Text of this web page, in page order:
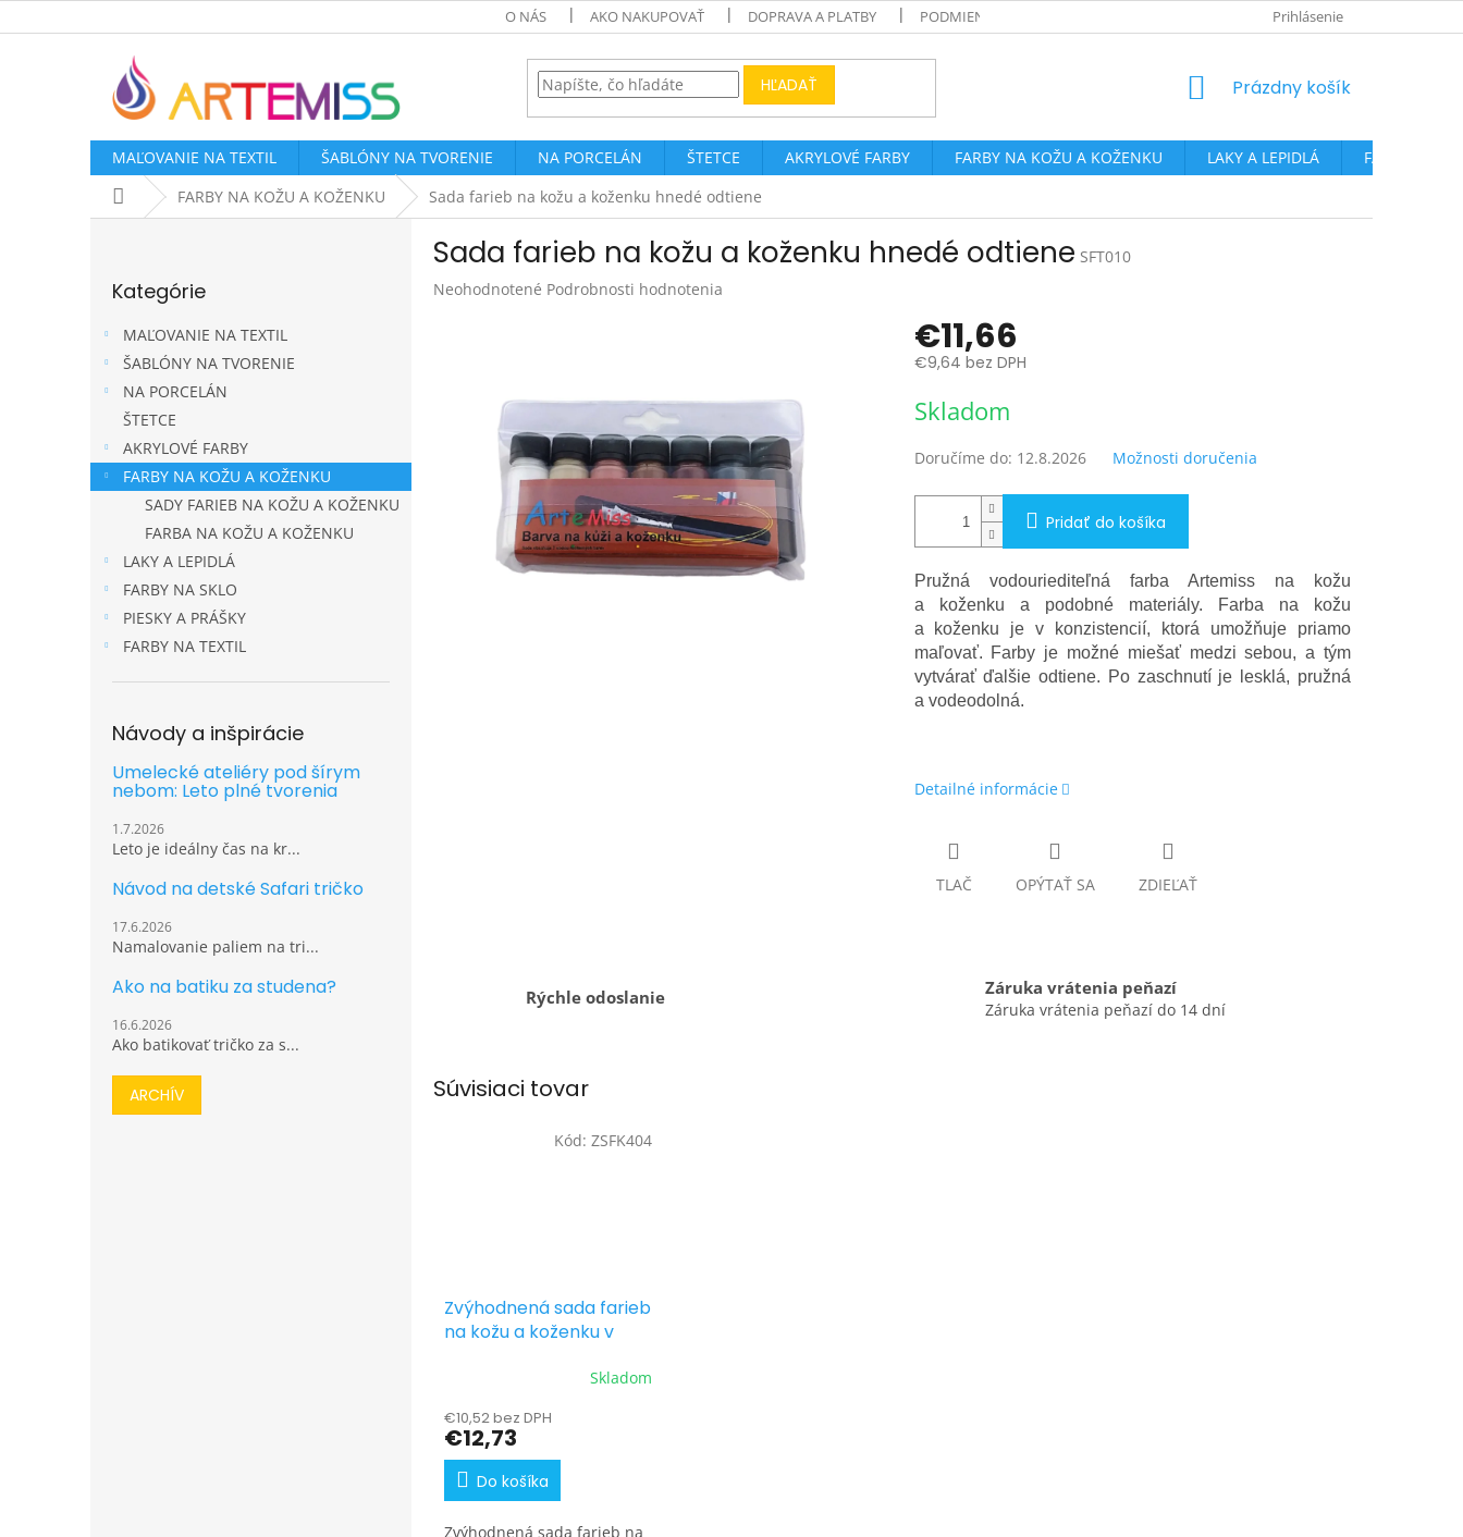
na
O NÁS AKO NAKUPOVAŤ DOPRAVA A PLATBY PODMIENKY OCHRANY OSOBNÝCH ÚDAJOV PRE ŠKOLY, CVČ A ĎALŠIE
Prihlásenie
HĽADAŤ
NÁKUPNÝ
Prázdny košík
MAĽOVANIE NA TEXTIL ŠABLÓNY NA TVORENIE NA PORCELÁN ŠTETCE AKRYLOVÉ FARBY FARBY NA KOŽU A KOŽENKU LAKY A LEPIDLÁ
FARBY NA
DomovFARBY NA KOŽU A KOŽENKU Sada farieb na kožu a koženku hnedé odtiene
kategórie
Kategórie
MAĽOVANIE NA TEXTIL
ŠABLÓNY NA TVORENIE
NA PORCELÁN
ŠTETCE
AKRYLOVÉ FARBY
FARBY NA KOŽU A KOŽENKU
SADY FARIEB NA KOŽU A KOŽENKU
FARBA NA KOŽU A KOŽENKU
LAKY A LEPIDLÁ
FARBY NA SKLO
PIESKY A PRÁŠKY
FARBY NA TEXTIL
Návody a inšpirácie
Umelecké ateliéry pod šírym
nebom: Leto plné tvorenia
1.7.2026
Leto je ideálny čas na kr...
Návod na detské Safari tričko
17.6.2026
Namalovanie paliem na tri...
Ako na batiku za studena?
16.6.2026
Ako batikovať tričko za s...
ARCHÍV
Sada farieb na kožu a koženku hnedé odtiene SFT010
Priemerné
hviezdičiek.
Neohodnotené Podrobnosti hodnotenia
€11,66
€9,64 bez DPH
cena:
Skladom
Doručíme do: 12.8.2026 Možnosti doručenia
Pridať do košíka
Pružná vodouriediteľná farba Artemiss na kožu
a koženku a podobné materiály. Farba na kožu
a koženku je v konzistencií, ktorá umožňuje priamo
maľovať. Farby je možné miešať medzi sebou, a tým
vytvárať ďalšie odtiene. Po zaschnutí je lesklá, pružná
a vodeodolná.
Detailné informácie
TLAČ OPÝTAŤ SA ZDIEĽAŤ
Rýchle odoslanie Záruka vrátenia peňazí
Záruka vrátenia peňazí do 14 dní
Súvisiaci tovar
Zvýhodnená sada farieb
na kožu a koženku v
Skladom
€10,52 bez DPH
€12,73
Do košíka
Zvýhodnená sada farieb na
Kód: ZSFK404